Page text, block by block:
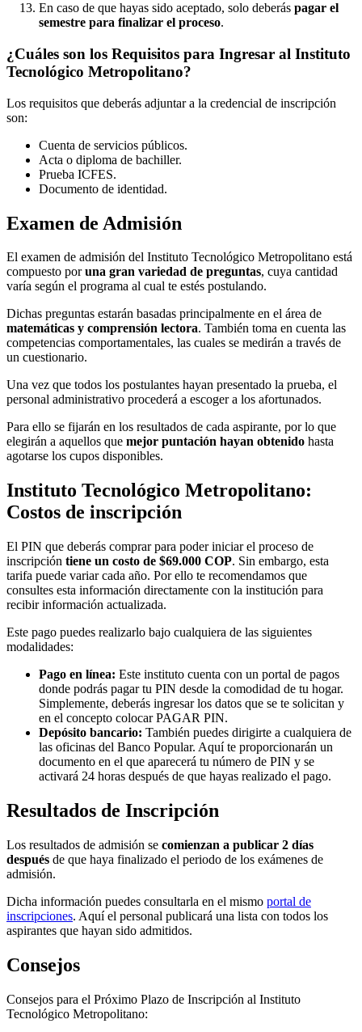
En caso de que hayas sido aceptado, solo deberás pagar el
semestre para finalizar el proceso.
¿Cuáles son los Requisitos para Ingresar al Instituto
Tecnológico Metropolitano?
Los requisitos que deberás adjuntar a la credencial de inscripción
son:
Cuenta de servicios públicos.
Acta o diploma de bachiller.
Prueba ICFES.
Documento de identidad.
Examen de Admisión
El examen de admisión del Instituto Tecnológico Metropolitano está
compuesto poruna gran variedad de preguntas, cuya cantidad
varía según el programa al cual te estés postulando.
Dichas preguntas estarán basadas principalmente en el área de
matemáticas y comprensión lectora. También toma en cuenta las
competencias comportamentales, las cuales se medirán a través de
un cuestionario.
Una vez que todos los postulantes hayan presentado la prueba, el
personal administrativo procederá a escoger a los afortunados.
Para ello se fijarán en los resultados de cada aspirante, por lo que
elegirán a aquellos que mejor puntación hayan obtenido hasta
agotarse los cupos disponibles.
Instituto Tecnológico Metropolitano:
Costos de inscripción
El PIN que deberás comprar para poder iniciar el proceso de
inscripción tiene un costo de $69.000 COP. Sin embargo, esta
tarifa puede variar cada año. Por ello te recomendamos que
consultes esta información directamente con la institución para
recibir información actualizada.
Este pago puedes realizarlo bajo cualquiera de las siguientes
modalidades:
Pago en línea: Este instituto cuenta con un portal de pagos
donde podrás pagar tu PIN desde la comodidad de tu hogar.
Simplemente, deberás ingresar los datos que se te solicitan y
en el concepto colocar PAGAR PIN.
Depósito bancario: También puedes dirigirte a cualquiera de
las oficinas del Banco Popular. Aquí te proporcionarán un
documento en el que aparecerá tu número de PIN y se
activará 24 horas después de que hayas realizado el pago.
Resultados de Inscripción
Los resultados de admisión se comienzan a publicar 2 días
después de que haya finalizado el periodo de los exámenes de
admisión.
Dicha información puedes consultarla en el mismo portal de
inscripciones. Aquí el personal publicará una lista con todos los
aspirantes que hayan sido admitidos.
Consejos
Consejos para el Próximo Plazo de Inscripción al Instituto
Tecnológico Metropolitano: